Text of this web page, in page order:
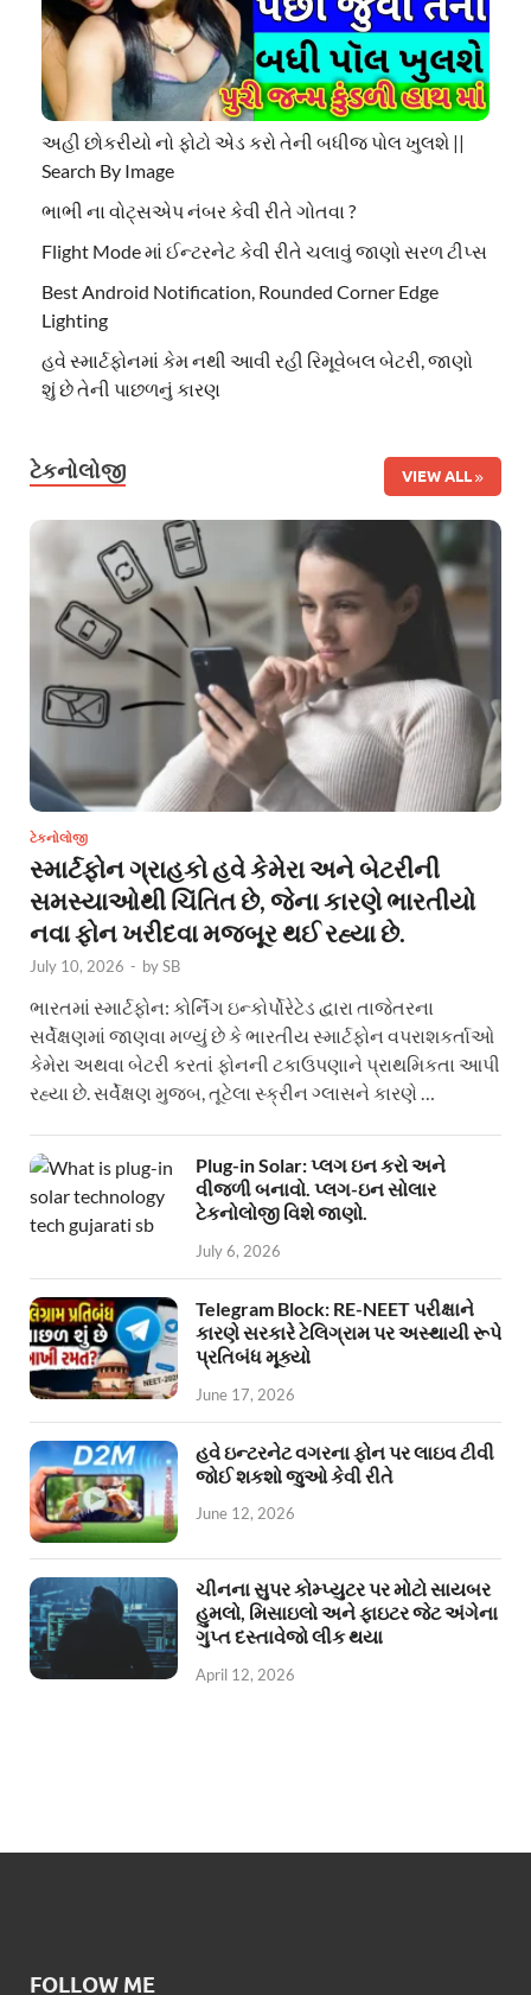
અહી છોકરીયો નો ફોટો એડ કરો તેની બધીજ પોલ ખુલશે ||
Search By Image
ભાભી ના વોટ્સએપ નંબર કેવી રીતે ગોતવા ?
Flight Mode માં ઈન્ટરનેટ કેવી રીતે ચલાવું જાણો સરળ ટીપ્સ
Best Android Notification, Rounded Corner Edge
Lighting
હવે સ્માર્ટફોનમાં કેમ નથી આવી રહી રિમૂવેબલ બેટરી, જાણો
શું છે તેની પાછળનું કારણ
ટેકનોલોજી VIEW ALL
ટેકનોલોજી
સ્માર્ટફોન ગ્રાહકો હવે કેમેરા અને બેટરીની
સમસ્યાઓથી ચિંતિત છે, જેના કારણે ભારતીયો
નવા ફોન ખરીદવા મજબૂર થઈ રહ્યા છે.
July 10, 2026 - bySB
ભારતમાં સ્માર્ટફોન: કોર્નિંગ ઇન્કોર્પોરેટેડ દ્વારા તાજેતરના
સર્વેક્ષણમાં જાણવા મળ્યું છે કે ભારતીય સ્માર્ટફોન વપરાશકર્તાઓ
કેમેરા અથવા બેટરી કરતાં ફોનની ટકાઉપણાને પ્રાથમિકતા આપી
રહ્યા છે. સર્વેક્ષણ મુજબ, તૂટેલા સ્ક્રીન ગ્લાસને કારણે …
Plug-in Solar: પ્લગ ઇન કરો અને
વીજળી બનાવો. પ્લગ-ઇન સોલાર
ટેકનોલોજી વિશે જાણો.
July 6, 2026
Telegram Block: RE-NEET પરીક્ષાને
કારણે સરકારે ટેલિગ્રામ પર અસ્થાયી રૂપે
પ્રતિબંધ મૂક્યો
June 17, 2026
હવે ઇન્ટરનેટ વગરના ફોન પર લાઇવ ટીવી
જોઈ શકશો જુઓ કેવી રીતે
June 12, 2026
ચીનના સુપર કોમ્પ્યુટર પર મોટો સાયબર
હુમલો, મિસાઇલો અને ફાઇટર જેટ અંગેના
ગુપ્ત દસ્તાવેજો લીક થયા
April 12, 2026
FOLLOW ME